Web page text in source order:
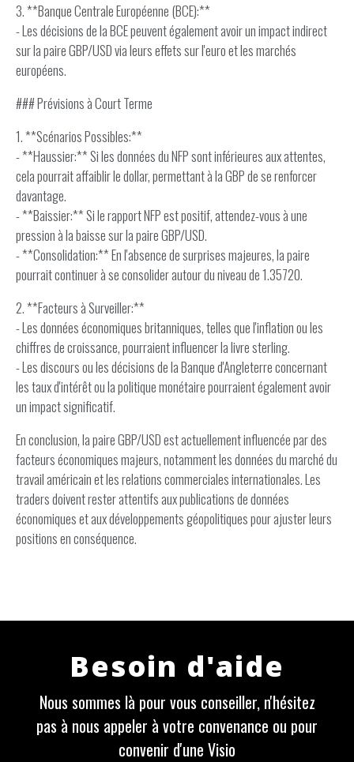
3. **Banque Centrale Européenne (BCE):**
- Les décisions de la BCE peuvent également avoir un impact indirect
sur la paire GBP/USD via leurs effets sur l'euro et les marchés
européens.
### Prévisions à Court Terme
1. **Scénarios Possibles:**
- **Haussier:** Si les données du NFP sont inférieures aux attentes,
cela pourrait affaiblir le dollar, permettant à la GBP de se renforcer
davantage.
- **Baissier:** Si le rapport NFP est positif, attendez-vous à une
pression à la baisse sur la paire GBP/USD.
- **Consolidation:** En l'absence de surprises majeures, la paire
pourrait continuer à se consolider autour du niveau de 1.35720.
2. **Facteurs à Surveiller:**
- Les données économiques britanniques, telles que l'inflation ou les
chiffres de croissance, pourraient influencer la livre sterling.
- Les discours ou les décisions de la Banque d'Angleterre concernant
les taux d'intérêt ou la politique monétaire pourraient également avoir
un impact significatif.
En conclusion, la paire GBP/USD est actuellement influencée par des
facteurs économiques majeurs, notamment les données du marché du
travail américain et les relations commerciales internationales. Les
traders doivent rester attentifs aux publications de données
économiques et aux développements géopolitiques pour ajuster leurs
positions en conséquence.
Besoin d'aide
Nous sommes là pour vous conseiller, n'hésitez
pas à nous appeler à votre convenance ou pour
convenir d'une Visio